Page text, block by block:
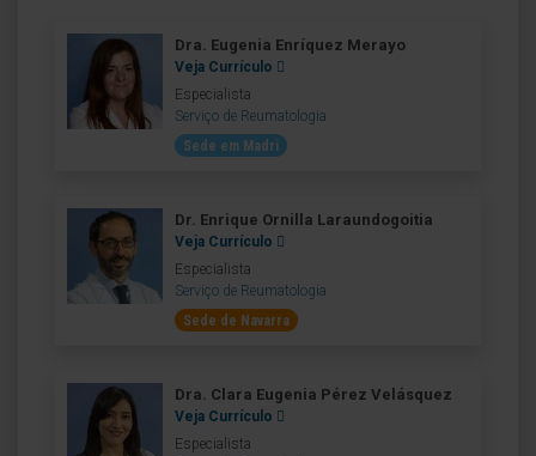
Dra. Eugenia Enríquez Merayo
Veja Currículo
Especialista
Serviço de Reumatologia
Sede em Madri
Dr. Enrique Ornilla Laraundogoitia
Veja Currículo
Especialista
Serviço de Reumatologia
Sede de Navarra
Dra. Clara Eugenia Pérez Velásquez
Veja Currículo
Especialista